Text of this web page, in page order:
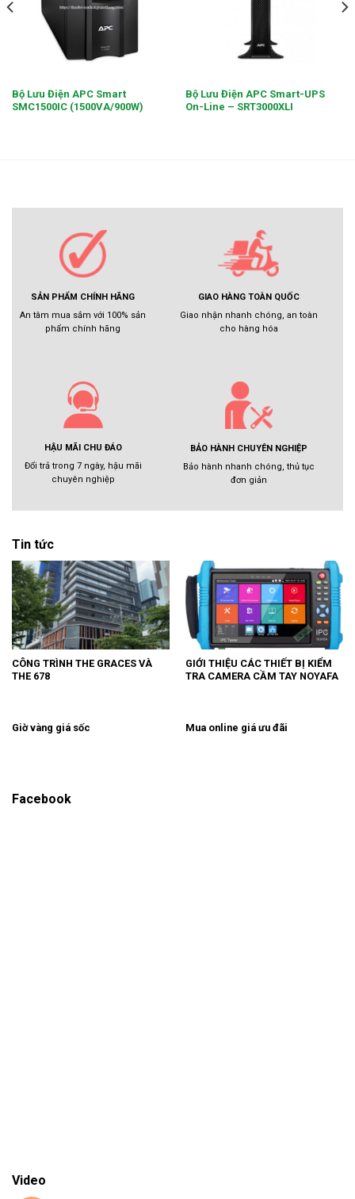
Bộ Lưu Điện APC Smart
SMC1500IC (1500VA/900W)
Bộ Lưu Điện APC Smart-UPS
On-Line – SRT3000XLI
SẢN PHẨM CHÍNH HÃNG
An tâm mua sắm với 100% sản
phẩm chính hãng
GIAO HÀNG TOÀN QUỐC
Giao nhận nhanh chóng, an toàn
cho hàng hóa
HẬU MÃI CHU ĐÁO
Đổi trả trong 7 ngày, hậu mãi
chuyên nghiệp
BẢO HÀNH CHUYÊN NGHIỆP
Bảo hành nhanh chóng, thủ tục
đơn giản
Tin tức
CÔNG TRÌNH THE GRACES VÀ
THE 678
GIỚI THIỆU CÁC THIẾT BỊ KIỂM
TRA CAMERA CẦM TAY NOYAFA
Giờ vàng giá sốc Mua online giá ưu đãi
Facebook
Video